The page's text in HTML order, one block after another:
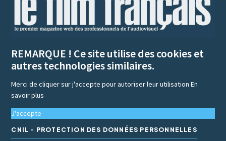
REMARQUE ! Ce site utilise des cookies et
autres technologies similaires.
Merci de cliquer sur j'accepte pour autoriser leur utilisationEn
savoir plus
J'accepte
CNIL - PROTECTION DES DONNÉES PERSONNELLES